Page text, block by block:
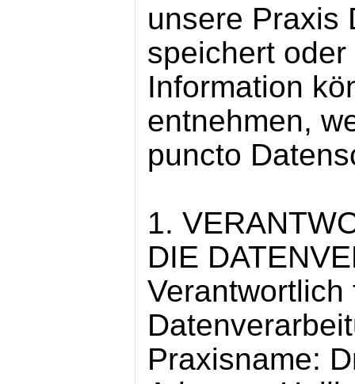
unsere Praxis
speichert
Information
entnehmen,
puncto
1.
DIE
Verantwortlich
Praxisname: